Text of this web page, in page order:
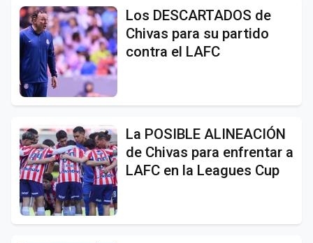
Los DESCARTADOS de
Chivas para su partido
contra el LAFC
La POSIBLE ALINEACIÓN
de Chivas para enfrentar a
LAFC en la Leagues Cup